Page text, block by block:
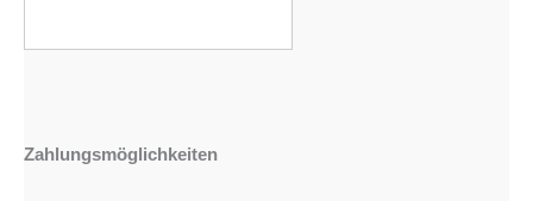
Zahlungsmöglichkeiten